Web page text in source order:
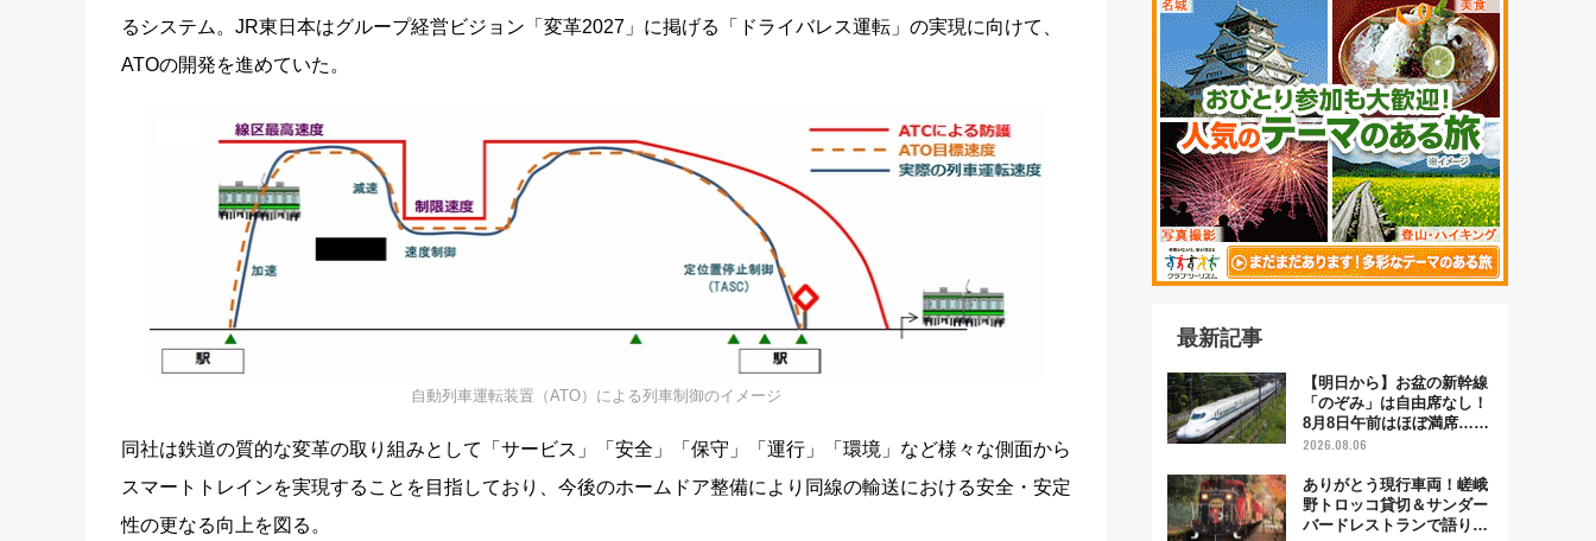
るシステム。JR東日本はグループ経営ビジョン「変革2027」に掲げる「ドライバレス運転」の実現に向けて、
ATOの開発を進めていた。
自動列車運転装置（ATO）による列車制御のイメージ
同社は鉄道の質的な変革の取り組みとして「サービス」「安全」「保守」「運行」「環境」など様々な側面から
スマートトレインを実現することを目指しており、今後のホームドア整備により同線の輸送における安全・安定
性の更なる向上を図る。
最新記事
【明日から】お盆の新幹線
「のぞみ」は自由席なし！
8月8日午前はほぼ満席…で
も数時間ズラせば空きが見
「空席」探しのコツ
2026.08.06
ありがとう現行車両！嵯峨
野トロッコ貸切＆サンダー
バードレストランで語り合